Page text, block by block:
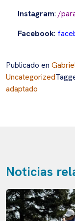
Instagram: /
Facebook:
Publicado en
Uncategorized
adaptado
Noticias